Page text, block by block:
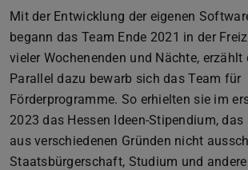
Mit der Entwicklung der eigenen
begann das Team Ende 2021 in der
vieler Wochenenden und Nächte, erzählt
Parallel dazu bewarb sich das Team für
Förderprogramme. So erhielten sie im
2023 das Hessen Ideen-Stipendium,
aus verschiedenen Gründen nicht
Staatsbürgerschaft, Studium und